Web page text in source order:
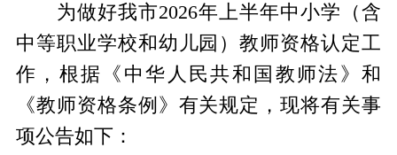
为做好我市2026年上半年中小学（含
中等职业学校和幼儿园）教师资格认定工
作，根据《中华人民共和国教师法》和
《教师资格条例》有关规定，现将有关事
项公告如下：